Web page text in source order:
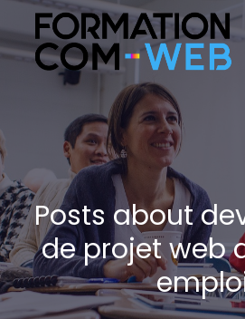
Posts about
de projet web